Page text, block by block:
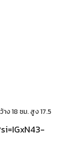
ง 18 ซม. สูง 17.5